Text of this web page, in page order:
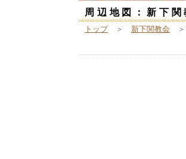
周辺地図：新下関
トップ ＞ 新下関教会 ＞